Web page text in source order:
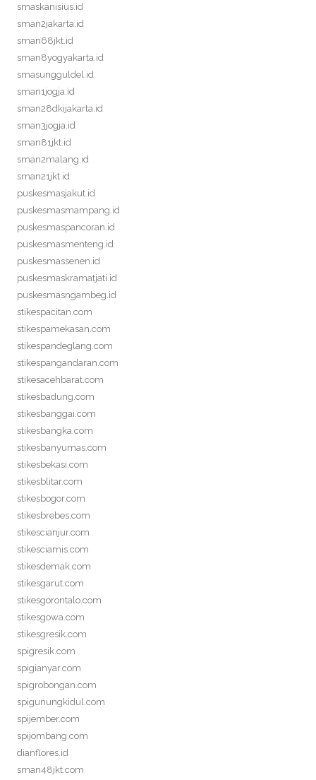
smaskanisius.id
sman2jakarta.id
sman68jkt.id
sman8yogyakarta.id
smasungguldel.id
sman1jogja.id
sman28dkijakarta.id
sman3jogja.id
sman81jkt.id
sman2malang.id
sman21jkt.id
puskesmasjakut.id
puskesmasmampang.id
puskesmaspancoran.id
puskesmasmenteng.id
puskesmassenen.id
puskesmaskramatjati.id
puskesmasngambeg.id
stikespacitan.com
stikespamekasan.com
stikespandeglang.com
stikespangandaran.com
stikesacehbarat.com
stikesbadung.com
stikesbanggai.com
stikesbangka.com
stikesbanyumas.com
stikesbekasi.com
stikesblitar.com
stikesbogor.com
stikesbrebes.com
stikescianjur.com
stikesciamis.com
stikesdemak.com
stikesgarut.com
stikesgorontalo.com
stikesgowa.com
stikesgresik.com
spigresik.com
spigianyar.com
spigrobongan.com
spigunungkidul.com
spijember.com
spijombang.com
dianflores.id
sman48jkt.com